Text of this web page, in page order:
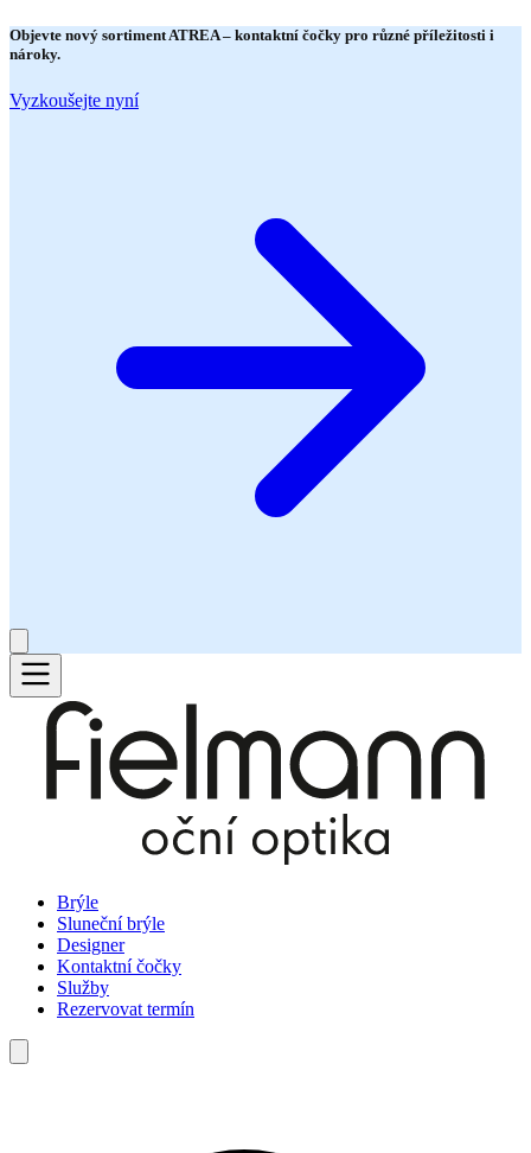
Objevte nový sortimentATREA– kontaktní čočky pro různé příležitosti i
nároky.
Vyzkoušejte nyní
Brýle
Sluneční brýle
Designer
Kontaktní čočky
Služby
Rezervovat termín